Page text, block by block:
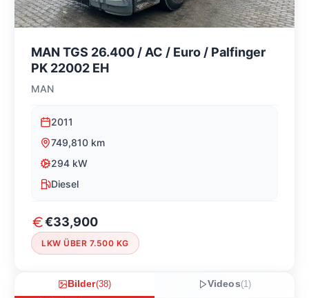
MAN TGS 26.400 / AC / Euro / Palfinger
PK 22002 EH
MAN
2011
749,810 km
294 kW
Diesel
€33,900
LKW ÜBER 7.500 KG
Bilder(38) Videos(1)